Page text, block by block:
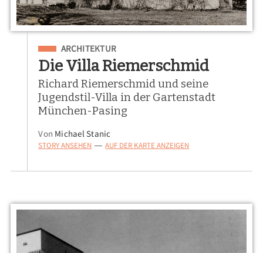
Eingeordnet unter
ARCHITEKTUR
Die Villa Riemerschmid
Richard Riemerschmid und seine
Jugendstil-Villa in der Gartenstadt
München-Pasing
Von Michael Stanic
STORY ANSEHEN — AUF DER KARTE ANZEIGEN